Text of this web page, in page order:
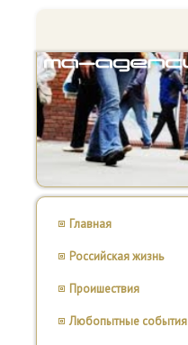
Главная
Российская жизнь
Проишествия
Любопытные события